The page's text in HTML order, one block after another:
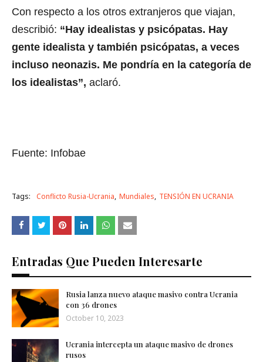
Con respecto a los otros extranjeros que viajan,
describió: “Hay idealistas y psicópatas. Hay
gente idealista y también psicópatas, a veces
incluso neonazis. Me pondría en la categoría de
los idealistas”, aclaró.
Fuente: Infobae
Tags: Conflicto Rusia-Ucrania Mundiales TENSIÓN EN UCRANIA
Entradas Que Pueden Interesarte
Rusia lanza nuevo ataque masivo contra Ucrania
con 36 drones
October 10, 2023
Ucrania intercepta un ataque masivo de drones
rusos